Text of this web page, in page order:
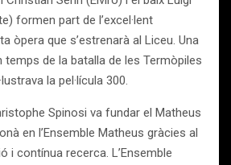
formen part de l’excel·lent
òpera que s’estrenarà al Liceu. Una
temps de la batalla de les Termòpiles
la pel·lícula 300.
Spinosi va fundar el Matheus
en l’Ensemble Matheus gràcies al
i contínua recerca. L’Ensemble